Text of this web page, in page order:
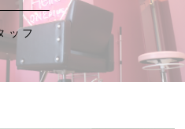
にスタイルチェンジ
ー》で
叶えます
ッフ